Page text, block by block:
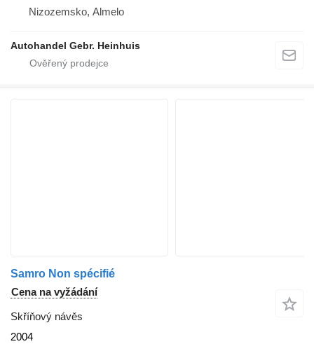
Nizozemsko, Almelo
Autohandel Gebr. Heinhuis
Samro Non spécifié
Cena na vyžádání
Skříňový návěs
2004